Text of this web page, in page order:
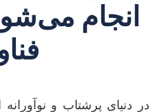
انجام
در دنیای پرشتاب و